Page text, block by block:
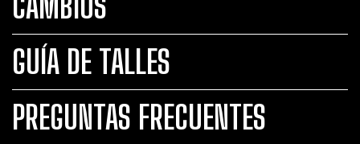
GUÍA DE TALLES
PREGUNTAS FRECUENTES